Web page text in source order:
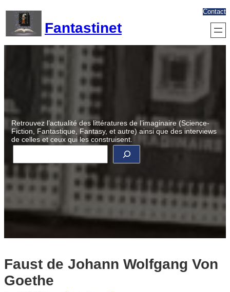
contenu
Fantastinet
Contact
Retrouvez l’actualité des littératures de l’imaginaire (Science-
Fiction, Fantastique, Fantasy, et autre) ainsi que des interviews
de celles et ceux qui les construisent.
R
c
e
e
Faust de Johann Wolfgang Von
Goethe